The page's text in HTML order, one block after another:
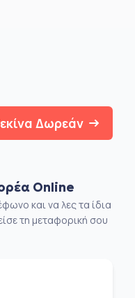
Δωρεάν
Online
και να λες τα ίδια
τη μεταφορική σου